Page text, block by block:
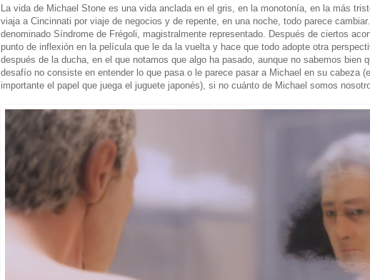
La vida de Michael Stone es una vida anclada en el gris, en la monotonía, en la más
viaja a Cincinnati por viaje de negocios y de repente, en una noche, todo parece
denominado Síndrome de Frégoli, magistralmente representado. Después de ciertos
punto de inflexión en la película que le da la vuelta y hace que todo adopte otra
después de la ducha, en el que notamos que algo ha pasado, aunque no sabemos bien
desafío no consiste en entender lo que pasa o le parece pasar a Michael en su cabeza
importante el papel que juega el juguete japonés), si no cuánto de Michael somos